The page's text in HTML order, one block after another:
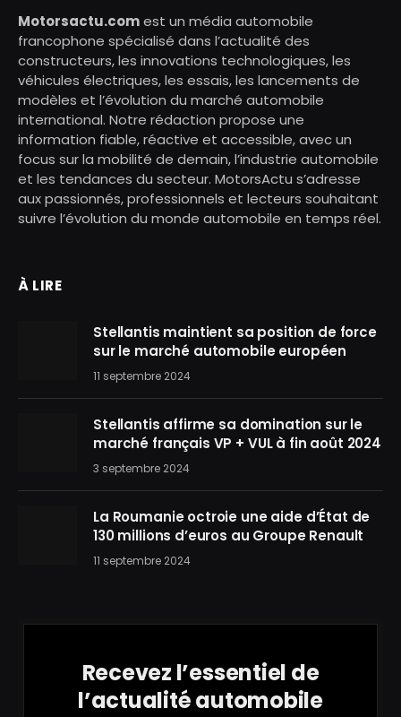
Motorsactu.comest un média automobile
francophone spécialisé dans l’actualité des
constructeurs, les innovations technologiques, les
véhicules électriques, les essais, les lancements de
modèles et l’évolution du marché automobile
international. Notre rédaction propose une
information fiable, réactive et accessible, avec un
focus sur la mobilité de demain, l’industrie automobile
et les tendances du secteur. MotorsActu s’adresse
aux passionnés, professionnels et lecteurs souhaitant
suivre l’évolution du monde automobile en temps réel.
À LIRE
Stellantis maintient sa position de force
sur le marché automobile européen
11 septembre 2024
Stellantis affirme sa domination sur le
marché français VP + VUL à fin août 2024
3 septembre 2024
La Roumanie octroie une aide d’État de
130 millions d’euros au Groupe Renault
11 septembre 2024
Recevez l’essentiel de
l’actualité automobile